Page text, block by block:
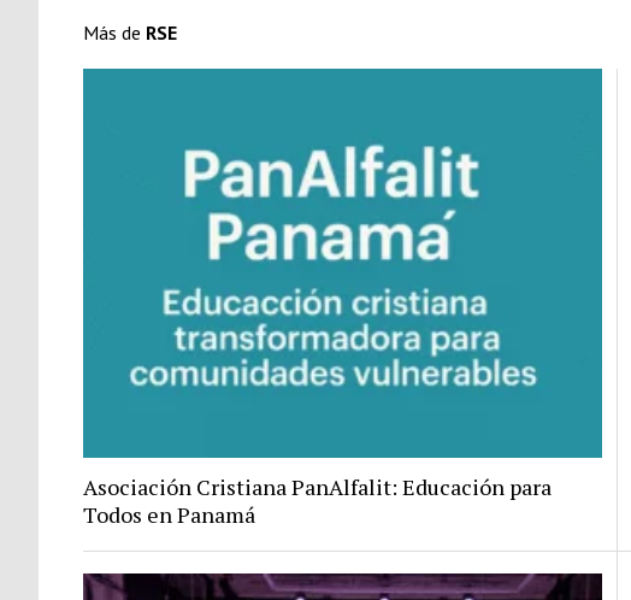
Más de RSE
Asociación Cristiana PanAlfalit: Educación para
Todos en Panamá